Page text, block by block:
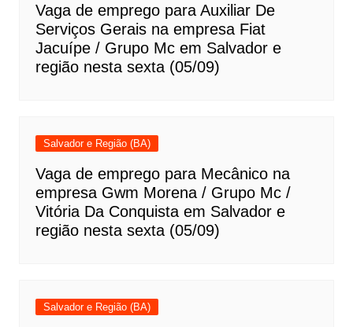
Vaga de emprego para Auxiliar De
Serviços Gerais na empresa Fiat
Jacuípe / Grupo Mc em Salvador e
região nesta sexta (05/09)
Salvador e Região (BA)
Vaga de emprego para Mecânico na
empresa Gwm Morena / Grupo Mc /
Vitória Da Conquista em Salvador e
região nesta sexta (05/09)
Salvador e Região (BA)